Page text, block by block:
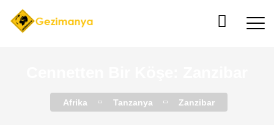
Afrika Tanzanya Zanzibar